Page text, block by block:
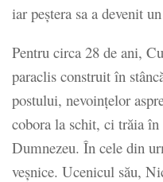
iar peștera sa a devenit
Pentru circa 28 de ani,
paraclis construit în
postului, nevoințelor
cobora la schit, ci trăia
Dumnezeu. În cele din
veșnice. Ucenicul său,